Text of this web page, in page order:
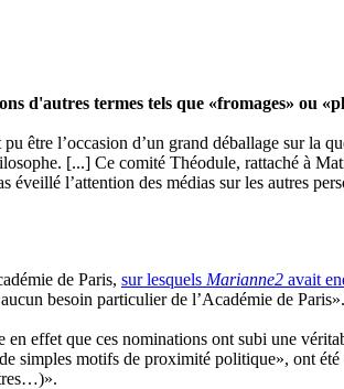
d'autres termes tels que «fromages» ou
être l’occasion d’un grand déballage sur la
[...] Ce comité Théodule, rattaché à
éveillé l’attention des médias sur les autres
de Paris, sur lesquels Marianne2 avait
besoin particulier de l’Académie de Paris».
effet que ces nominations ont subi une
simples motifs de proximité politique», ont